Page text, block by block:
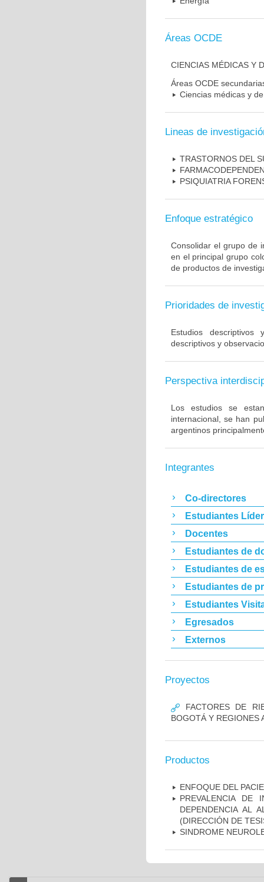
Áreas OCDE
CIENCIAS MÉDICAS Y
Áreas OCDE
Ciencias médicas y
Lineas de
TRASTORNOS DEL
PSIQUIATRIA
Enfoque estratégico
Consolidar el grupo de
en el principal grupo
de productos de
Prioridades de
Estudios
descriptivos y
Perspectiva
Los estudios se
internacional, se han
argentinos
Integrantes
Co-directores
Estudiantes
Docentes
Estudiantes de
Estudiantes de
Estudiantes de
Estudiantes
Egresados
Externos
Proyectos
FACTORES DE
BOGOTÁ Y REGIONES
Productos
ENFOQUE DEL
PREVALENCIA DE
DEPENDENCIA AL
(DIRECCIÓN DE
SINDROME